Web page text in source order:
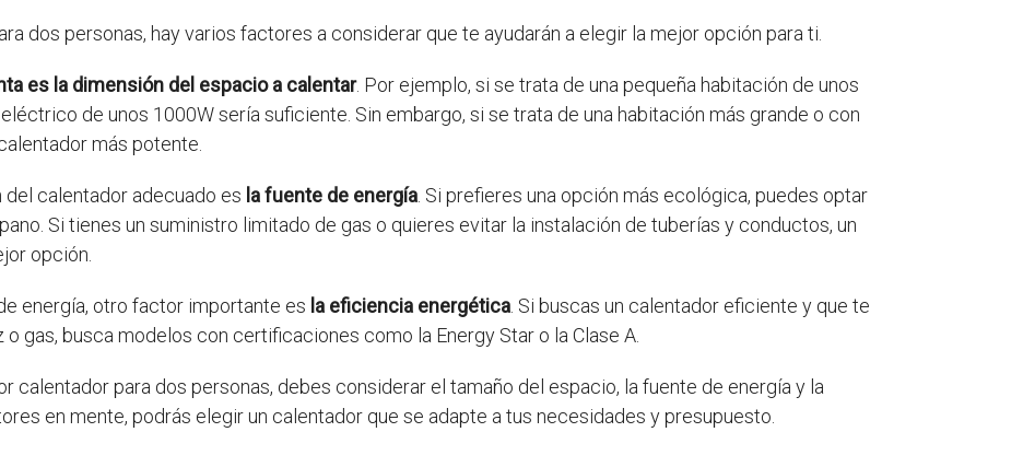
dos personas, hay varios factores a considerar que te ayudarán a elegir la mejor opción para ti.
es la dimensión del espacio a calentar. Por ejemplo, si se trata de una pequeña habitación de unos
de unos 1000W sería suficiente. Sin embargo, si se trata de una habitación más grande o con
más potente.
calentador adecuado es la fuente de energía . Si prefieres una opción más ecológica, puedes optar
Si tienes un suministro limitado de gas o quieres evitar la instalación de tuberías y conductos, un
opción.
energía, otro factor importante es la eficiencia energética . Si buscas un calentador eficiente y que te
o gas, busca modelos con certificaciones como la Energy Star o la Clase A.
calentador para dos personas, debes considerar el tamaño del espacio, la fuente de energía y la
en mente, podrás elegir un calentador que se adapte a tus necesidades y presupuesto.